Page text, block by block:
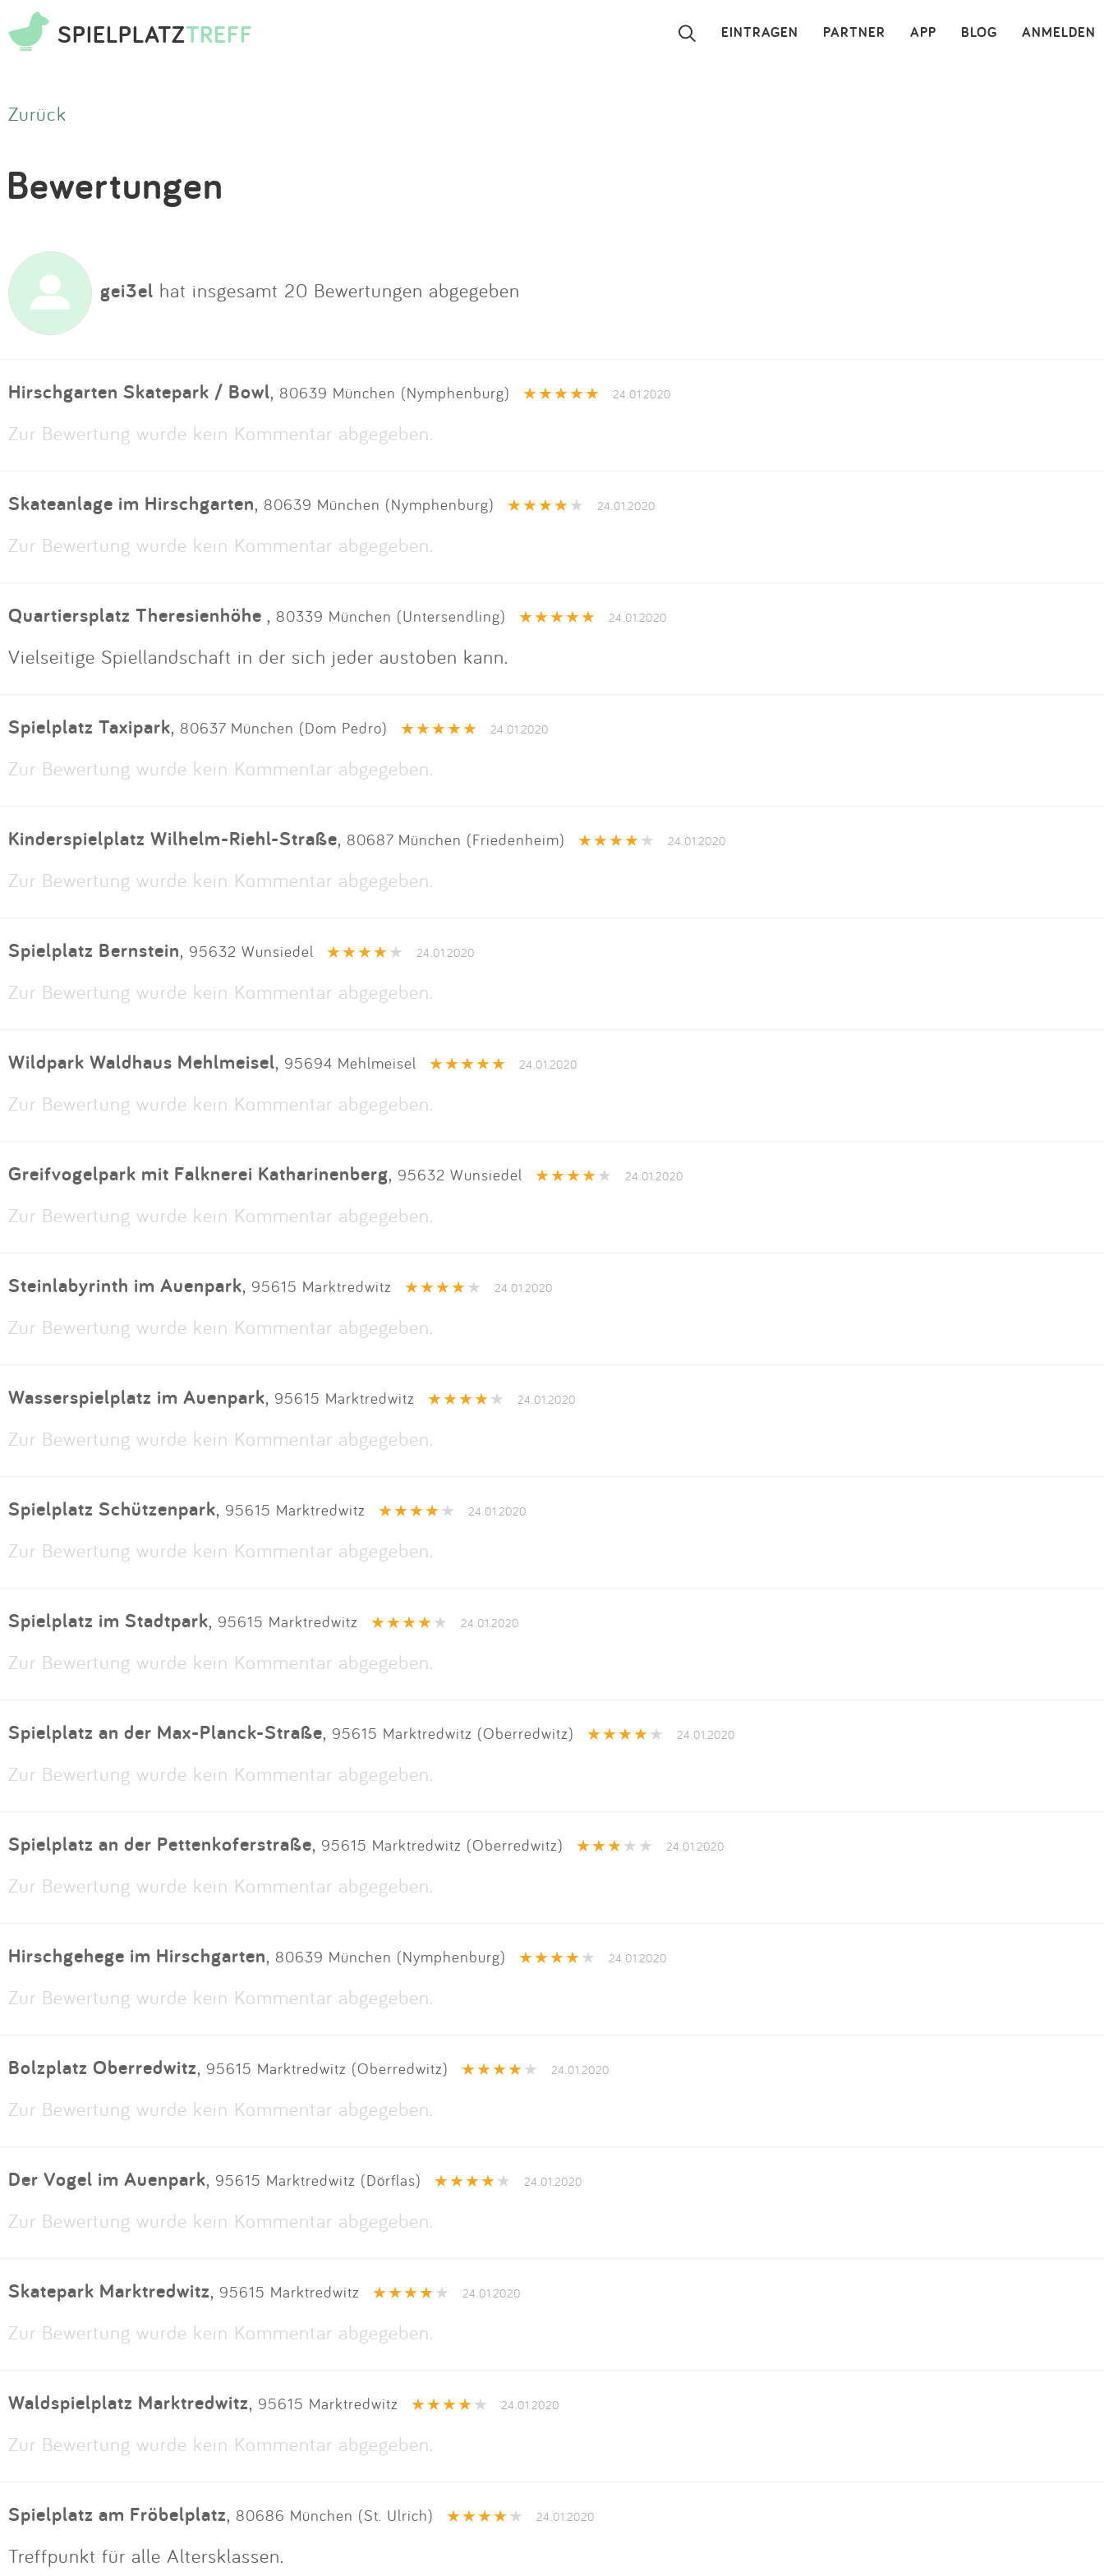
SPIELPLATZTREFF ANMELDEN
BLOG
APP
PARTNER
EINTRAGEN ×
Partner
Zurück
Bewertungen
gei3el hat insgesamt 20 Bewertungen abgegeben
Hirschgarten Skatepark / Bowl, 80639 München (Nymphenburg) 24.01.2020
Zur Bewertung wurde kein Kommentar abgegeben.
Skateanlage im Hirschgarten, 80639 München (Nymphenburg) 24.01.2020
Zur Bewertung wurde kein Kommentar abgegeben.
Quartiersplatz Theresienhöhe , 80339 München (Untersendling) 24.01.2020
Vielseitige Spiellandschaft in der sich jeder austoben kann.
Spielplatz Taxipark, 80637 München (Dom Pedro) 24.01.2020
Zur Bewertung wurde kein Kommentar abgegeben.
Kinderspielplatz Wilhelm-Riehl-Straße, 80687 München (Friedenheim) 24.01.2020
Zur Bewertung wurde kein Kommentar abgegeben.
Spielplatz Bernstein, 95632 Wunsiedel 24.01.2020
Zur Bewertung wurde kein Kommentar abgegeben.
Wildpark Waldhaus Mehlmeisel, 95694 Mehlmeisel 24.01.2020
Zur Bewertung wurde kein Kommentar abgegeben.
Greifvogelpark mit Falknerei Katharinenberg, 95632 Wunsiedel 24.01.2020
Zur Bewertung wurde kein Kommentar abgegeben.
Steinlabyrinth im Auenpark, 95615 Marktredwitz 24.01.2020
Zur Bewertung wurde kein Kommentar abgegeben.
Wasserspielplatz im Auenpark, 95615 Marktredwitz 24.01.2020
Zur Bewertung wurde kein Kommentar abgegeben.
Spielplatz Schützenpark, 95615 Marktredwitz 24.01.2020
Zur Bewertung wurde kein Kommentar abgegeben.
Spielplatz im Stadtpark, 95615 Marktredwitz 24.01.2020
Zur Bewertung wurde kein Kommentar abgegeben.
Spielplatz an der Max-Planck-Straße, 95615 Marktredwitz (Oberredwitz) 24.01.2020
Zur Bewertung wurde kein Kommentar abgegeben.
Spielplatz an der Pettenkoferstraße, 95615 Marktredwitz (Oberredwitz) 24.01.2020
Zur Bewertung wurde kein Kommentar abgegeben.
Hirschgehege im Hirschgarten, 80639 München (Nymphenburg) 24.01.2020
Zur Bewertung wurde kein Kommentar abgegeben.
Bolzplatz Oberredwitz, 95615 Marktredwitz (Oberredwitz) 24.01.2020
Zur Bewertung wurde kein Kommentar abgegeben.
Der Vogel im Auenpark, 95615 Marktredwitz (Dörflas) 24.01.2020
Zur Bewertung wurde kein Kommentar abgegeben.
Skatepark Marktredwitz, 95615 Marktredwitz 24.01.2020
Zur Bewertung wurde kein Kommentar abgegeben.
Waldspielplatz Marktredwitz, 95615 Marktredwitz 24.01.2020
Zur Bewertung wurde kein Kommentar abgegeben.
Spielplatz am Fröbelplatz, 80686 München (St. Ulrich) 24.01.2020
Treffpunkt für alle Altersklassen.